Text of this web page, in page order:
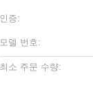
인증:
모델 번호:
최소 주문 수량: